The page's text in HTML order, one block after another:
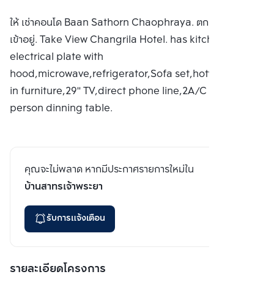
ให้ เช่าคอนโด Baan Sathorn Chaophraya. ตกแต่ง พร้อม
เข้าอยู่. Take View Changrila Hotel. has kitchen with
electrical plate with
hood,microwave,refrigerator,Sofa set,hotwater,built-
in furniture,29'' TV,direct phone line,2A/C and 6
person dinning table.
คุณจะไม่พลาด หากมีประกาศรายการใหม่ใน
บ้านสาทรเจ้าพระยา
รับการแจ้งเตือน
รายละเอียดโครงการ